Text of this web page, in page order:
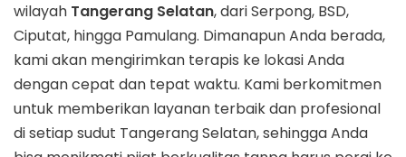
wilayah Tangerang Selatan, dari Serpong, BSD,
Ciputat, hingga Pamulang. Dimanapun Anda berada,
kami akan mengirimkan terapis ke lokasi Anda
dengan cepat dan tepat waktu. Kami berkomitmen
untuk memberikan layanan terbaik dan profesional
di setiap sudut Tangerang Selatan, sehingga Anda